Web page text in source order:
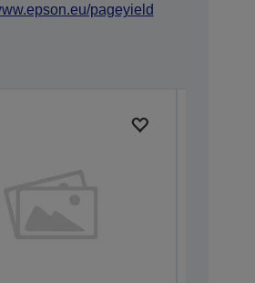
pageyield